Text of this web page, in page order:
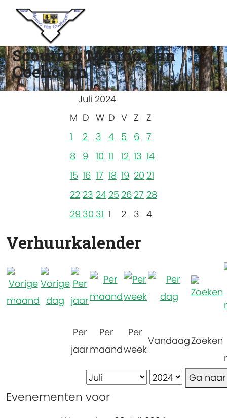
Scouting Menno van
Coehoorn
Juli 2024
M D W D V Z
Z
1
2 3 4 5 6 7
8 9 10 11 12 13 14
15 16 17 18 19 20 21
22 23 24 25 26 27 28
29 30 31 1 2 3 4
Verhuurkalender
Per
jaar
Per
maand
Per
week
VandaagZoeken
Ga
Evenementen voor